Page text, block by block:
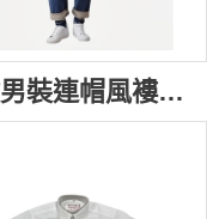
[訂做男裝連帽風褸外套]｜灰色撞色黑色衫身｜橙色橡筋袖口設計｜橙色拉鏈設計｜學校運動風褸外套｜肩位橙色設計｜保良局馬錦明夫人章馥仙中學｜SU410